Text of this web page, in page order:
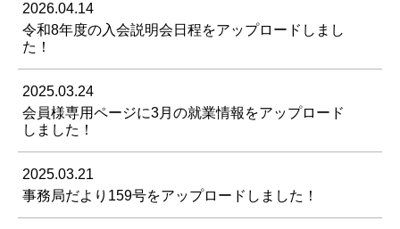
2026.04.14
令和8年度の入会説明会日程をアップロードしまし
た！
2025.03.24
会員様専用ページに3月の就業情報をアップロード
しました！
2025.03.21
事務局だより159号をアップロードしました！